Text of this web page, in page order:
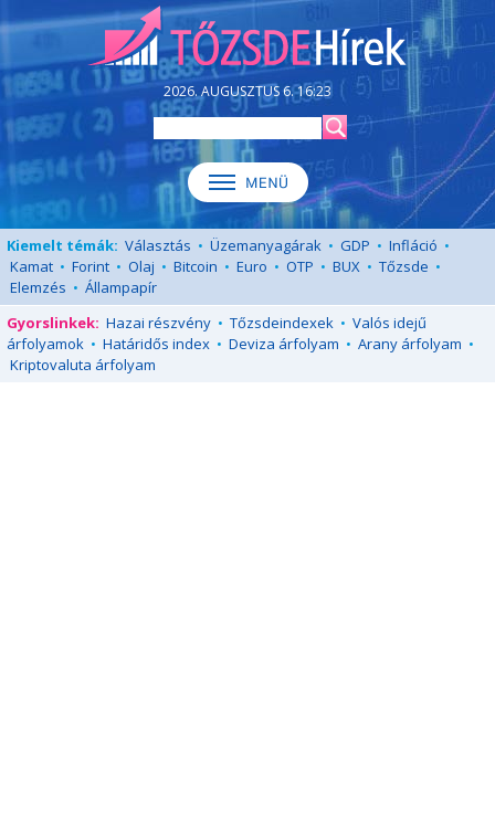
2026. AUGUSZTUS 6. 16:23
Kiemelt témák: Választás • Üzemanyagárak • GDP • Infláció •
Kamat • Forint • Olaj • Bitcoin • Euro • OTP • BUX • Tőzsde •
Elemzés • Állampapír
Gyorslinkek: Hazai részvény • Tőzsdeindexek • Valós idejű
árfolyamok • Határidős index • Deviza árfolyam • Arany árfolyam •
Kriptovaluta árfolyam